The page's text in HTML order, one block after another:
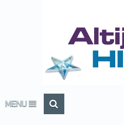
MENU